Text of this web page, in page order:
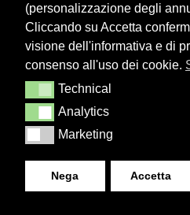
(personalizzazione degli
Cliccando su Accetta
visione dell'informativa e di
consenso all'uso dei cookie.
TechnicalTechnical
AnalyticsAnalytics
MarketingMarketing
Nega Accetta
LEGAL
Realizzazione